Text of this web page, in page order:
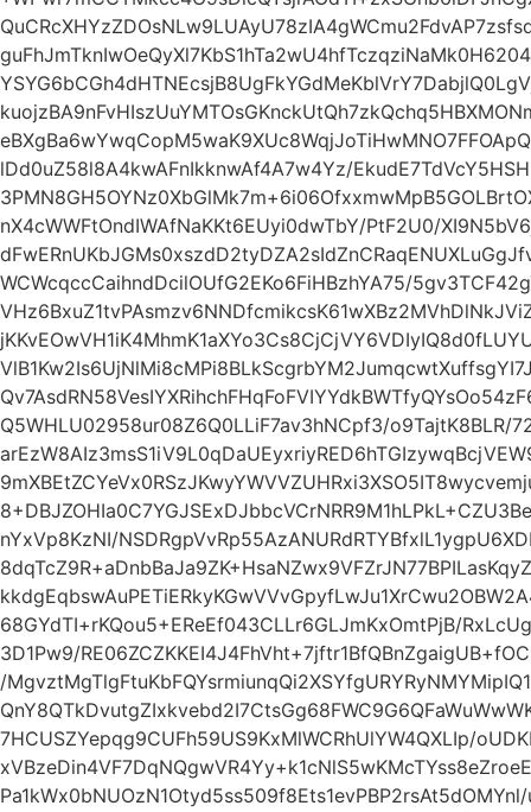
lDd0uZ58l8A4kwAFnIkknwAf4A7w4Yz/
nX4cWWFtOndIWAfNaKKt6EUyi0dwTbY/PtF2U0/
WCWcqccCaihndDcilOUfG2EKo6FiHBzhYA75/
Q5WHLU02958ur08Z6Q0LLiF7av3hNCpf3/o9TajtK8BLR/
nYxVp8KzNI/
68GYdTI+rKQou5+EReEf043CLLr6GLJmKxOmtPjB/
3D1Pw9/
/
7HCUSZYepqg9CUFh59US9KxMlWCRhUlYW4QXLIp/